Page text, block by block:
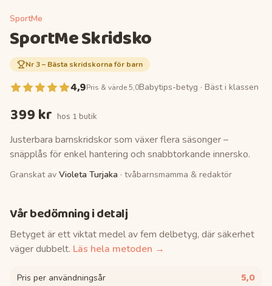
SportMe
SportMe Skridsko
Nr3– Bästa skridskorna för barn
4,9Pris & värde 5,0Babytips-betyg · Bäst i klassen
399 kr hos 1 butik
Justerbara barnskridskor som växer flera säsonger –
snäpplås för enkel hantering och snabbtorkande innersko.
Granskat av Violeta Turjaka · tvåbarnsmamma & redaktör
Vår bedömning i detalj
Betyget är ett viktat medel av fem delbetyg, där säkerhet
väger dubbelt. Läs hela metoden →
Pris per användningsår 5,0